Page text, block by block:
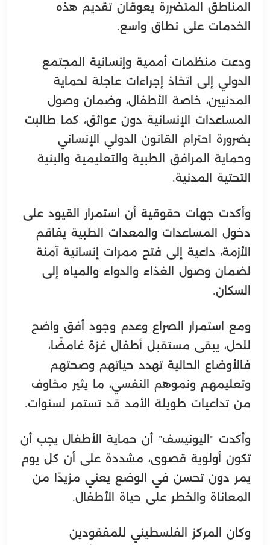
المناطق المتضررة يعوقان تقديم هذه
الخدمات على نطاق واسع.
ودعت منظمات أممية وإنسانية المجتمع
الدولي إلى اتخاذ إجراءات عاجلة لحماية
المدنيين، خاصة الأطفال، وضمان وصول
المساعدات الإنسانية دون عوائق، كما طالبت
بضرورة احترام القانون الدولي الإنساني
وحماية المرافق الطبية والتعليمية والبنية
التحتية المدنية.
وأكدت جهات حقوقية أن استمرار القيود على
دخول المساعدات والمعدات الطبية يفاقم
الأزمة، داعية إلى فتح ممرات إنسانية آمنة
لضمان وصول الغذاء والدواء والمياه إلى
السكان.
ومع استمرار الصراع وعدم وجود أفق واضح
للحل، يبقى مستقبل أطفال غزة غامضًا،
فالأوضاع الحالية تهدد حياتهم وصحتهم
وتعليمهم ونموهم النفسي، ما يثير مخاوف
من تداعيات طويلة الأمد قد تستمر لسنوات.
وأكدت "اليونيسف" أن حماية الأطفال يجب أن
تكون أولوية قصوى، مشددة على أن كل يوم
يمر دون تحسن في الوضع يعني مزيدًا من
المعاناة والخطر على حياة الأطفال.
وكان المركز الفلسطيني للمفقودين